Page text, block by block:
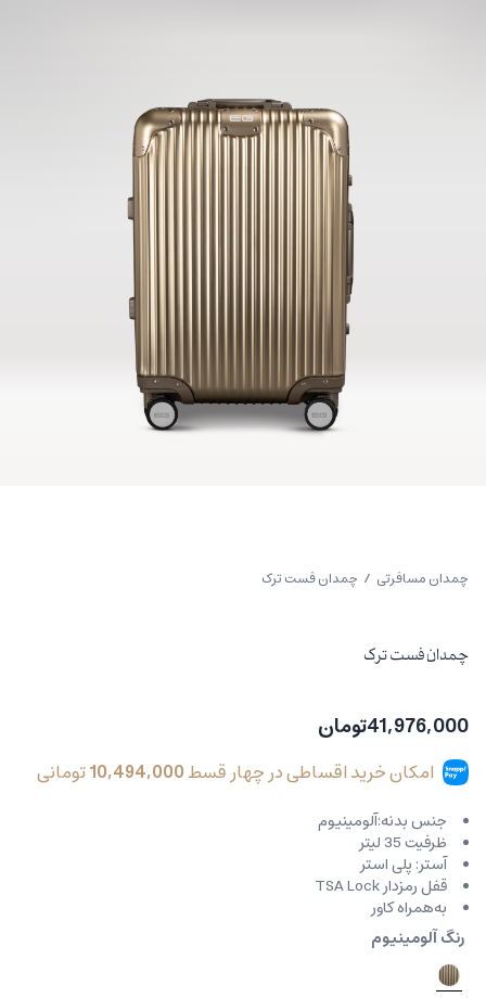
چمدان مسافرتی / چمدان فست ترک
چمدان فست ترک
41,976,000تومان
امکان خرید اقساطی در چهار قسط10,494,000تومانی
جنس بدنه:آلومینیوم
ظرفیت 35 لیتر
آستر: پلی استر
قفل رمزدار TSA Lock
به‌همراه کاور
رنگ آلومینیوم